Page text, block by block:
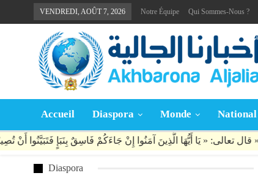
VENDREDI, AOÛT 7, 2026 Notre Équipe Qui Sommes-Nous ?
Accueil Diaspora Monde National
Diaspora